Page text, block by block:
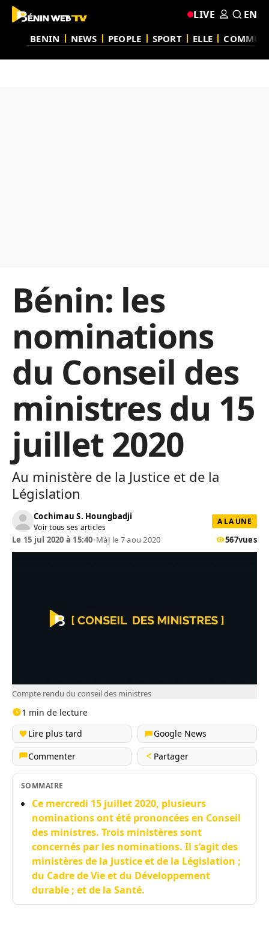
BENIN NEWS PEOPLE SPORT ELLE
LIVE EN
Bénin: les
nominations
du Conseil des
ministres du 15
juillet 2020
Au ministère de la Justice et de la
Législation
Cochimau S. Houngbadji
Voir tous ses articles
A LA UNE
Le 15 jul 2020 à 15:40•MàJ le 7 aou 2020 567vues
Compte rendu du conseil des ministres
1 min de lecture
Lire plus tard
Google News
Commenter
Partager
SOMMAIRE
Ce mercredi 15 juillet 2020, plusieurs
nominations ont été prononcées en Conseil
des ministres. Trois ministères sont
concernés par les nominations. Il s’agit des
ministères de la Justice et de la Législation ;
du Cadre de Vie et du Développement
durable ; et de la Santé.